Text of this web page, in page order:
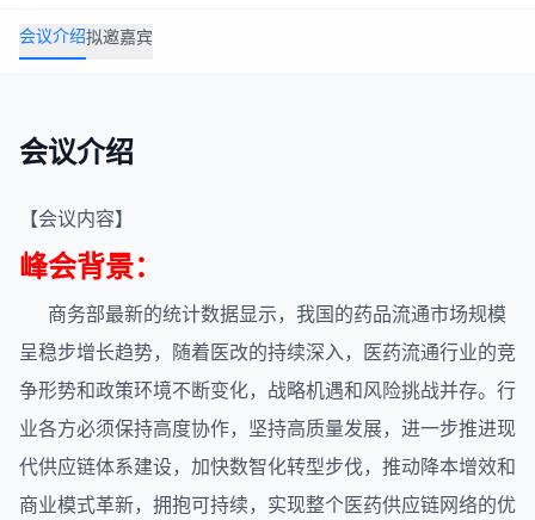
会议介绍拟邀嘉宾
会议介绍
【会议内容】
峰会背景：
商务部最新的统计数据显示，我国的药品流通市场规模
呈稳步增长趋势，随着医改的持续深入，医药流通行业的竞
争形势和政策环境不断变化，战略机遇和风险挑战并存。行
业各方必须保持高度协作，坚持高质量发展，进一步推进现
代供应链体系建设，加快数智化转型步伐，推动降本增效和
商业模式革新，拥抱可持续，实现整个医药供应链网络的优